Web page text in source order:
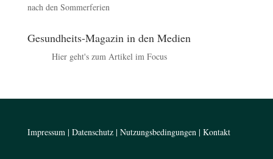
nach den Sommerferien
Gesundheits-Magazin in den Medien
Hier geht's zum Artikel im Focus
Impressum| Datenschutz| Nutzungsbedingungen| Kontakt